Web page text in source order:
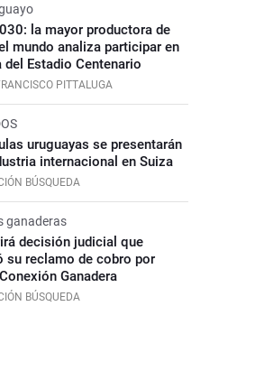
la mayor productora de
mundo analiza participar en
del Estadio Centenario
PITTALUGA
uruguayas se presentarán
internacional en Suiza
BÚSQUEDA
ganaderas
decisión judicial que
su reclamo de cobro por
Ganadera
BÚSQUEDA